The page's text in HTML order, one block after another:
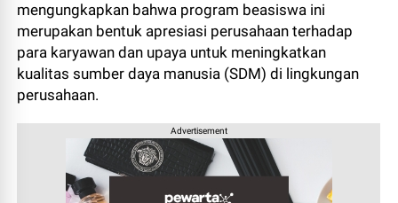
mengungkapkan bahwa program beasiswa ini
merupakan bentuk apresiasi perusahaan terhadap
para karyawan dan upaya untuk meningkatkan
kualitas sumber daya manusia (SDM) di lingkungan
perusahaan.
Advertisement